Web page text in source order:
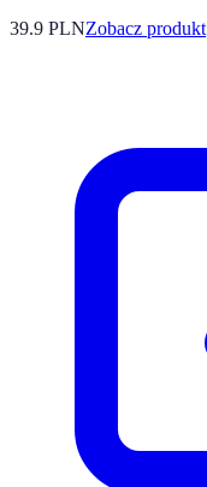
39.9 PLNZobacz produkt